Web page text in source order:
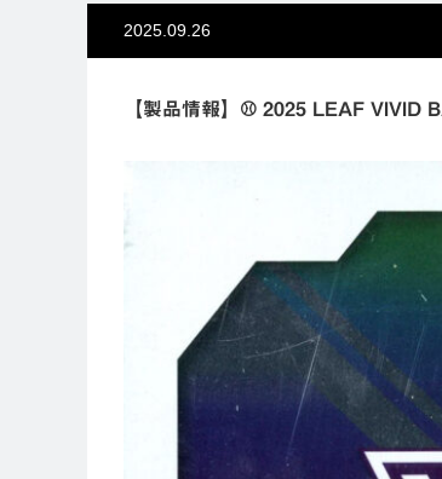
2025.09.26
【製品情報】⚾ 2025 LEAF VIVID